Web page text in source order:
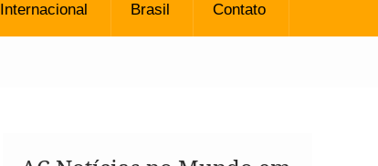
Internacional Brasil Contato